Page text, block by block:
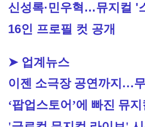
신성록·민우혁…뮤지컬 '
16인 프로필 컷 공개
➤ 업계뉴스
이젠 소극장 공연까지…
‘팝업스토어’에 빠진 뮤지